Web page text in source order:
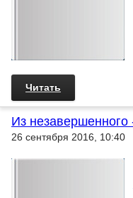
Читать
Из
26 сентября 2016, 10:40